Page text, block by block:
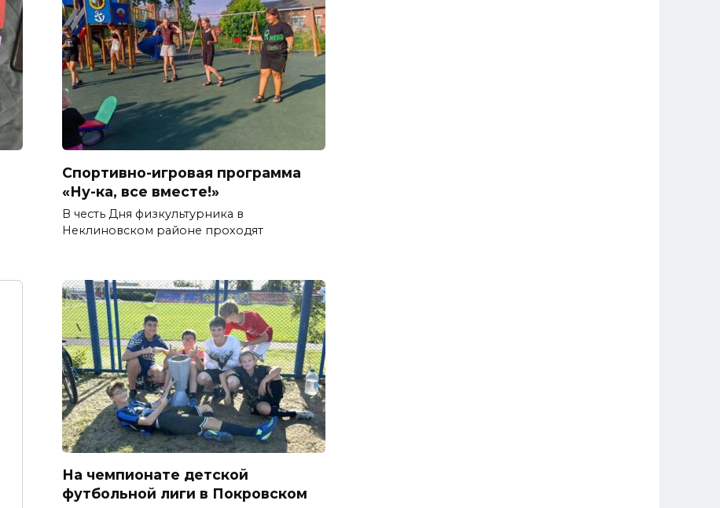
Спортивно-игровая программа
«Ну-ка, все вместе!»
В честь Дня физкультурника в
Неклиновском районе проходят
На чемпионате детской
футбольной лиги в Покровском